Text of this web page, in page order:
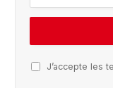
J’accepte les